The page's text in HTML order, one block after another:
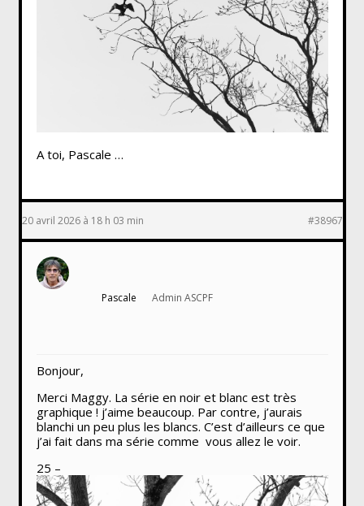
A toi, Pascale …
20 avril 2026 à 18 h 03 min #38967
Pascale Admin ASCPF
Bonjour,
Merci Maggy. La série en noir et blanc est très
graphique ! j’aime beaucoup. Par contre, j’aurais
blanchi un peu plus les blancs. C’est d’ailleurs ce que
j’ai fait dans ma série comme vous allez le voir.
25 –